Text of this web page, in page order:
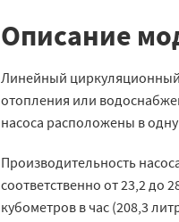
Описание
Линейный циркуляционный
отопления или
насоса расположены в
Производительность
соответственно от 23,2 до
кубометров в час (208,3